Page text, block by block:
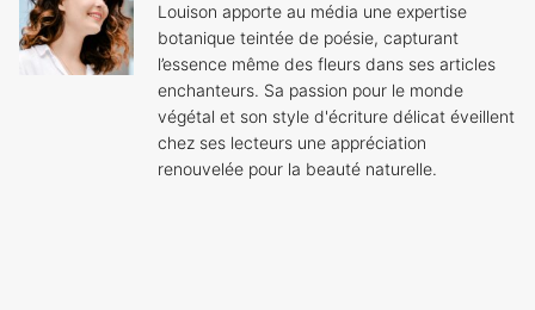
Louison apporte au média une expertise
botanique teintée de poésie, capturant
l’essence même des fleurs dans ses articles
enchanteurs. Sa passion pour le monde
végétal et son style d'écriture délicat éveillent
chez ses lecteurs une appréciation
renouvelée pour la beauté naturelle.